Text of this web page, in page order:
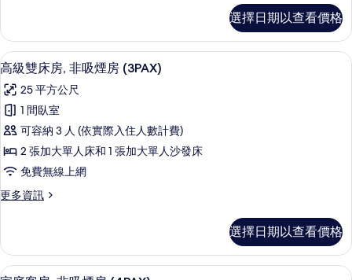
(Moderate)
的
所
有
相
片
房,
非
吸
房
(Moderate)
的
詳
情
選擇日期以查看價格
顯
示
高
級
雙
床
非
煙
房
客房內保險箱、書桌、免費無線上網、
15
高級雙床房, 非吸煙房 (3PAX)
25 平方公尺
1 間臥室
可容納 3 人 (依實際入住人數計費)
2 張加大單人床和 1 張加大單人沙發床
免費無線上網
更多資訊
更
雙
床
選擇日期以查看價格
顯 客房內保險箱、書桌、免費無線上網、